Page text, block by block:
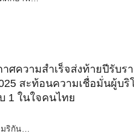
ศความสำเร็จส่งท้ายปีรับร
สะท้อนความเชื่อมั่นผู้บ
ในใจคนไทย
ริกัน…